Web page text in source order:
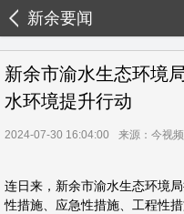
新余要闻
新余市渝水生态环境
水环境提升行动
2024-07-30 16:04:00 来源：今视频
连日来，新余市渝水生态环境
性措施、应急性措施、工程性